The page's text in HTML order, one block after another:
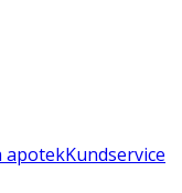
apotekKundservice